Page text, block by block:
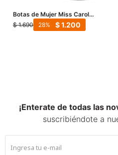
Botas de Mujer Miss Carol
YORK con simil piel - Negro
$ 1.690 $1.200
28
¡Enterate de todas las
suscribiéndote a